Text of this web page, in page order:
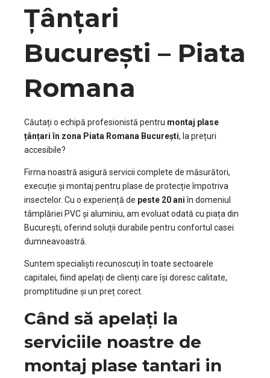
Țânțari
București – Piata
Romana
Căutați o echipă profesionistă pentru montaj plase
țânțari în zona Piata Romana București, la prețuri
accesibile?
Firma noastră asigură servicii complete de măsurători,
execuție și montaj pentru plase de protecție împotriva
insectelor. Cu o experiență de peste 20 aniîn domeniul
tâmplăriei PVC și aluminiu, am evoluat odată cu piața din
București, oferind soluții durabile pentru confortul casei
dumneavoastră.
Suntem specialiști recunoscuți în toate sectoarele
capitalei, fiind apelați de clienți care își doresc calitate,
promptitudine și un preț corect.
Când să apelați la
serviciile noastre de
montaj plase tantari in